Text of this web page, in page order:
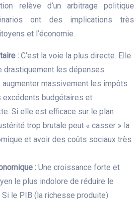
relève d’un arbitrage politique
ont des implications très
et l’économie.
: C’est la voie la plus directe. Elle
drastiquement les dépenses
massivement les impôts
excédents budgétaires et
Si elle est efficace sur le plan
trop brutale peut « casser » la
et avoir des coûts sociaux très
: Une croissance forte et
le plus indolore de réduire le
le PIB (la richesse produite)